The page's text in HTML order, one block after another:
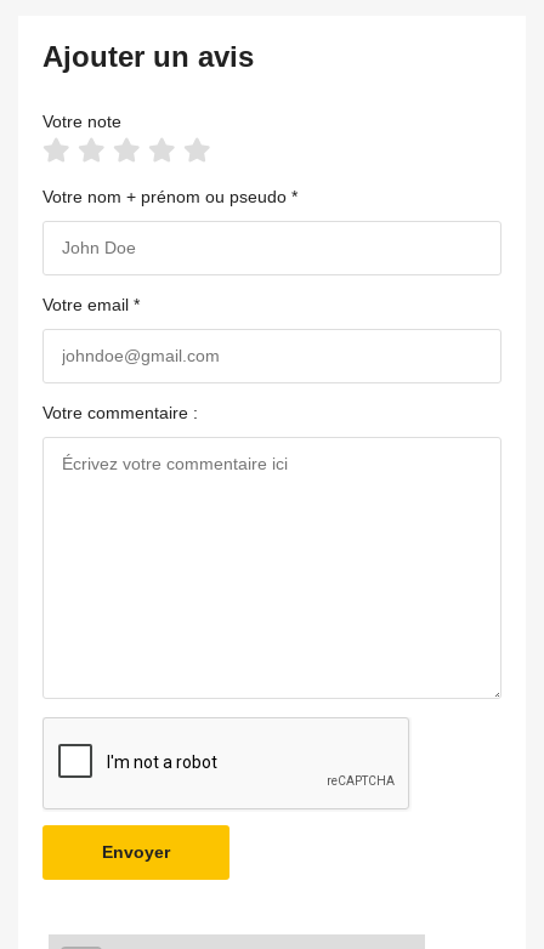
Ajouter un avis
Votre note
Votre nom + prénom ou pseudo *
Votre email *
Votre commentaire :
Envoyer